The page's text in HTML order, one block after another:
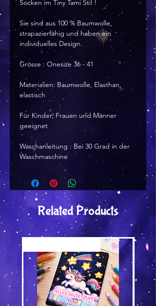
Socken im Tiny Tami Stil !
Sie sind aus 100 % Baumwolle,
strapazierfähig und haben ein
individuelles Design.
Grösse : Onesize 36 - 41
Materialien: Baumwolle, Elasthan,
elastisch
Für Kinder, Frauen und Männer
geeignet
Waschanleitung : Bei 30 Grad in der
Waschmaschine
Related Products